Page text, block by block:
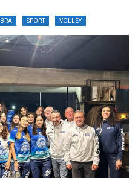
SPORT VOLLEY